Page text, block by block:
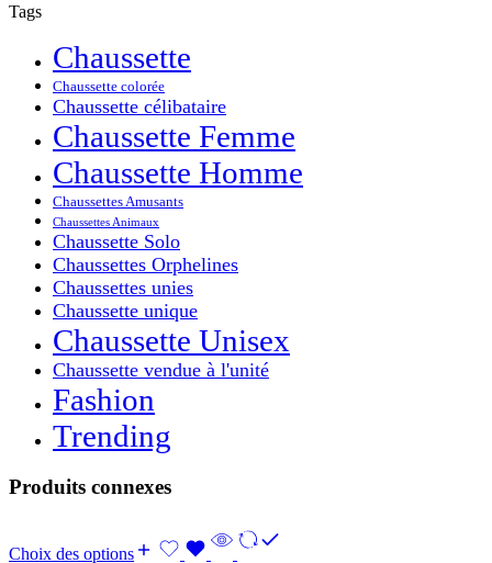
Tags
Chaussette
Chaussette colorée
Chaussette célibataire
Chaussette Femme
Chaussette Homme
Chaussettes Amusants
Chaussettes Animaux
Chaussette Solo
Chaussettes Orphelines
Chaussettes unies
Chaussette unique
Chaussette Unisex
Chaussette vendue à l'unité
Fashion
Trending
Produits connexes
Choix des options